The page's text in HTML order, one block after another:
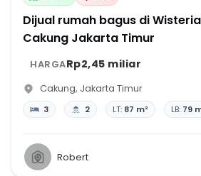
Dijual rumah bagus di
Cakung Jakarta Timur
HARGARp2,45 miliar
Cakung, Jakarta Timur
3 2 LT: 87 m² LB: 79
Robert